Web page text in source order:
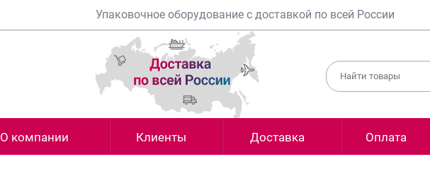
Упаковочное оборудование с доставкой по всей России
О компании Клиенты Доставка Оплата